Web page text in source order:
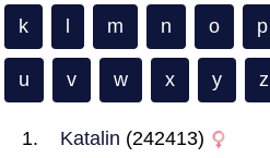
k m n o p
u v w x y z
Katalin (242413)